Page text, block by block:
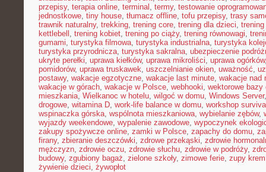
przepisy, terapia online, terminal , termy, testowanie
jednostkowe, tiny house, tłumacz offline, tofu przepisy, trasy
trawnik naturalny, trekking, trening core, trening dla dzieci,
kettlebell , trening kobiet, trening po ciąży, trening równowagi,
gumami, turystyka filmowa, turystyka industrialna, turystyka
turystyka przyrodnicza, turystyka sakralna, ubezpieczenie
ukryte perełki, uprawa kiełków, uprawa mikroliści, uprawa ogórków
pomidorów, uprawa truskawek, uszczelnianie okien, uważność,
postawy, wakacje egzotyczne, wakacje last minute, wakacje nad
wakacje w górach, wakacje w Polsce, webhooki, wektorowe bazy
mieszkania, Wielkanoc w hotelu, wilgoć w domu, Windows Server
drogowe, witamina D, work-life balance w domu, workshop
wspinaczka górska, wspólnota mieszkaniowa, wybielanie zębów,
wyjazdy weekendowe, wypalenie zawodowe, wypoczynek
zakupy spożywcze online, zamki w Polsce, zapachy do domu,
firany, zbieranie deszczówki, zdrowe przekąski, zdrowie
mężczyzn, zdrowie oczu, zdrowie słuchu, zdrowie w podróży,
budowy, zgubiony bagaż, zielone szkoły, zimowe ferie, zupy krem
żywienie dzieci, żywopłot